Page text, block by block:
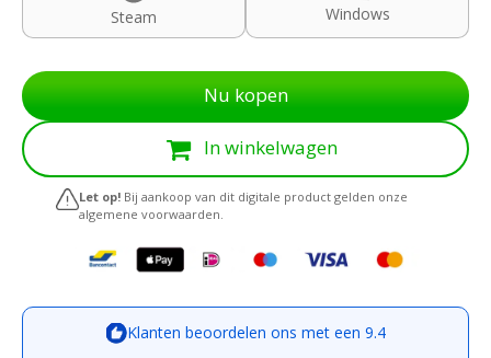
Steam Windows
Nu kopen
In winkelwagen
Let op! Bij aankoop van dit digitale product gelden onze
algemene voorwaarden.
Klanten beoordelen ons met een 9.4